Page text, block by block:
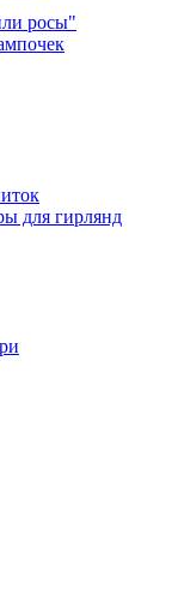
росы"
для гирлянд